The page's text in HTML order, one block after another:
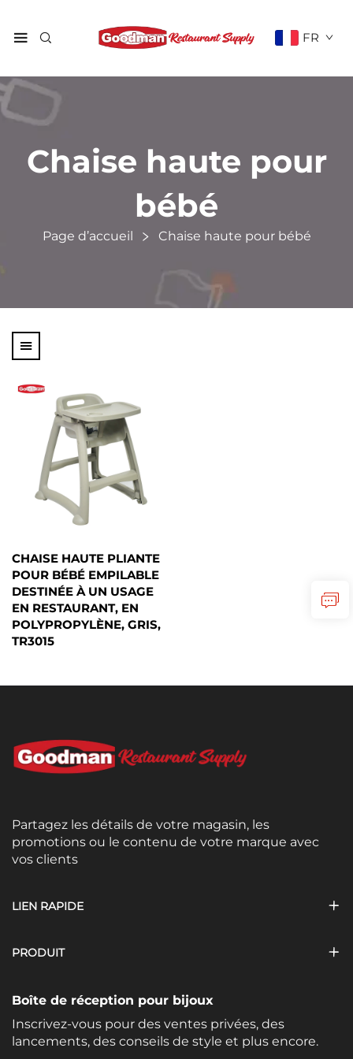
FR
Chaise haute pour
bébé
Page d’accueil Chaise haute pour bébé
CHAISE HAUTE PLIANTE
POUR BÉBÉ EMPILABLE
DESTINÉE À UN USAGE
EN RESTAURANT, EN
POLYPROPYLÈNE, GRIS,
TR3015
Partagez les détails de votre magasin, les
promotions ou le contenu de votre marque avec
vos clients
LIEN RAPIDE
PRODUIT
Boîte de réception pour bijoux
Inscrivez-vous pour des ventes privées, des
lancements, des conseils de style et plus encore.